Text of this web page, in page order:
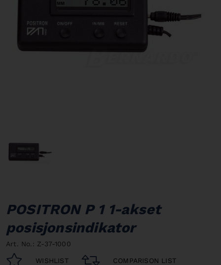
POSITRON P 1 1-akset
posisjonsindikator
Art. No.: Z-37-1000
WISHLIST COMPARISON LIST